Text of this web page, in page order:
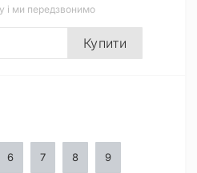
і ми передзвонимо
Купити
6 7 8 9